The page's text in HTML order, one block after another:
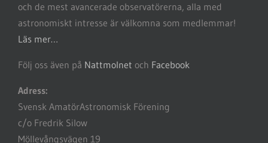
och de mest avancerade observatörerna, alla med
astronomiskt intresse är välkomna som medlemmar!
Läs mer…
Följ oss även på Nattmolnet och Facebook
Adress:
Svensk AmatörAstronomisk Förening
c/o Fredrik Silow
Möllevångsvägen 19